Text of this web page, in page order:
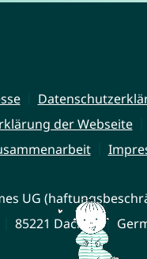
der Webseite
UG
85221 Dachau